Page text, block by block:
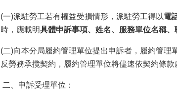
(一)派駐勞工若有權益受損情形，派駐勞工得以電
時，應載明具體申訴事項、姓名、服務單位名稱、
(二)向本分局履約管理單位提出申訴者，履約管
反勞務承攬契約，履約管理單位將儘速依契約條
二、申訴受理單位：